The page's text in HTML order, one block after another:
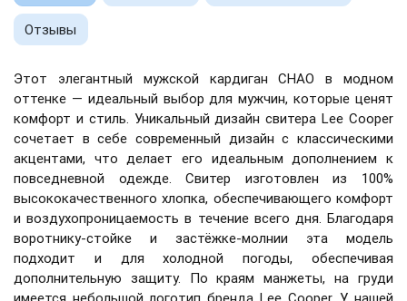
Отзывы
Этот элегантный мужской кардиган CHAO в модном
оттенке — идеальный выбор для мужчин, которые ценят
комфорт и стиль. Уникальный дизайн свитера Lee Cooper
сочетает в себе современный дизайн с классическими
акцентами, что делает его идеальным дополнением к
повседневной одежде. Свитер изготовлен из 100%
высококачественного хлопка, обеспечивающего комфорт
и воздухопроницаемость в течение всего дня. Благодаря
воротнику-стойке и застёжке-молнии эта модель
подходит и для холодной погоды, обеспечивая
дополнительную защиту. По краям манжеты, на груди